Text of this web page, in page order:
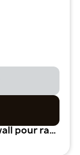
Tuyau 1 M Noir 9.9 x12 Optiwall pour raccord Bloquant